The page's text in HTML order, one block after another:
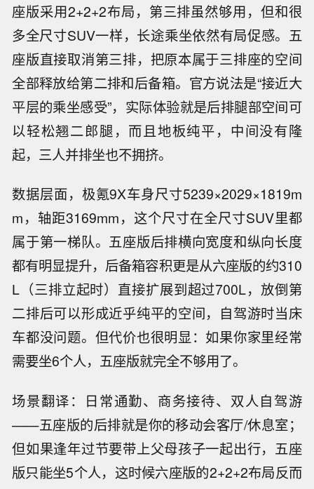
座版采用2+2+2布局，第三排虽然够用，但和很
多全尺寸SUV一样，长途乘坐依然有局促感。五
座版直接取消第三排，把原本属于三排座的空间
全部释放给第二排和后备箱。官方说法是“接近大
平层的乘坐感受”，实际体验就是后排腿部空间可
以轻松翘二郎腿，而且地板纯平，中间没有隆
起，三人并排坐也不拥挤。
数据层面，极氪9X车身尺寸5239×2029×1819m
m，轴距3169mm，这个尺寸在全尺寸SUV里都
属于第一梯队。五座版后排横向宽度和纵向长度
都有明显提升，后备箱容积更是从六座版的约310
L（三排立起时）直接扩展到超过700L，放倒第
二排后可以形成近乎纯平的空间，自驾游时当床
车都没问题。但代价也很明显：如果你家里经常
需要坐6个人，五座版就完全不够用了。
场景翻译：日常通勤、商务接待、双人自驾游
——五座版的后排就是你的移动会客厅/休息室；
但如果逢年过节要带上父母孩子一起出行，五座
版只能坐5个人，这时候六座版的2+2+2布局反而